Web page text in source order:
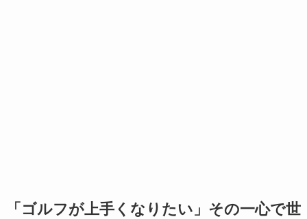
「ゴルフが上手くなりたい」その一心で世